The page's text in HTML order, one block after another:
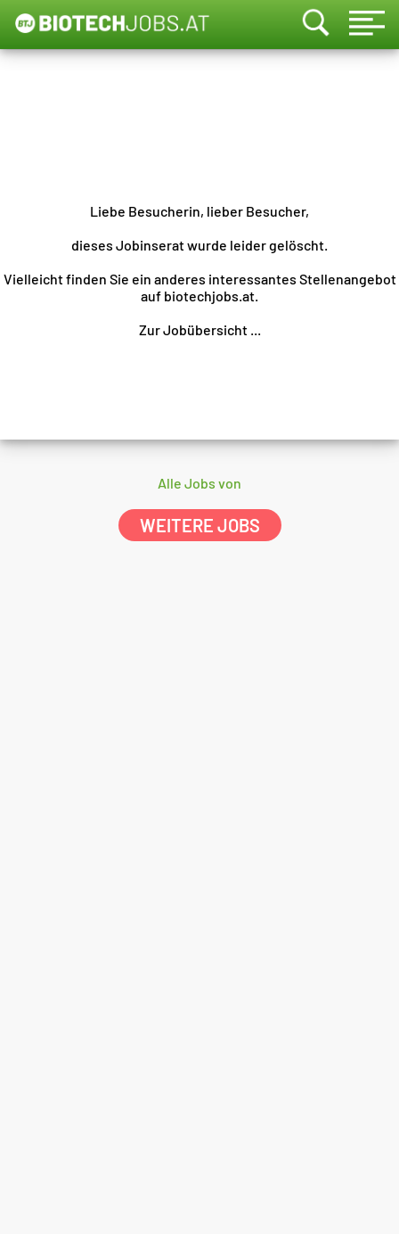
Liebe Besucherin, lieber Besucher,
dieses Jobinserat wurde leider gelöscht.
Vielleicht finden Sie ein anderes interessantes Stellenangebot
auf biotechjobs.at.
Zur Jobübersicht ...
Alle Jobs von
WEITERE JOBS